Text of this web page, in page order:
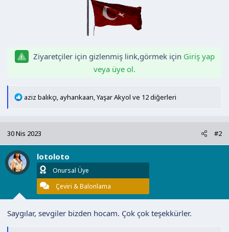
Ziyaretçiler için gizlenmiş link,görmek için Giriş yap
veya üye ol.
T
i
l
e
r
aziz balıkçı, ayhankaan,Yaşar Akyol ve 12 diğerleri
30 Nis 2023 #2
lotoloto
Onursal Üye
Çeviri & Balonlama
Saygılar, sevgiler bizden hocam. Çok çok teşekkürler.